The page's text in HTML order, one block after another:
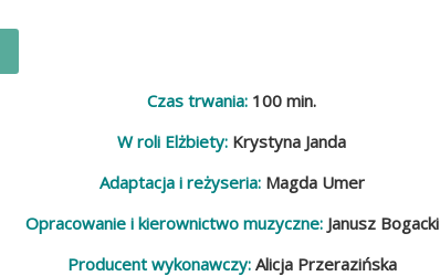
Czas trwania: 100 min.
W roli Elżbiety: Krystyna Janda
Adaptacja i reżyseria:Magda Umer
Opracowanie i kierownictwo muzyczne:Janusz Bogacki
Producent wykonawczy:Alicja Przerazińska